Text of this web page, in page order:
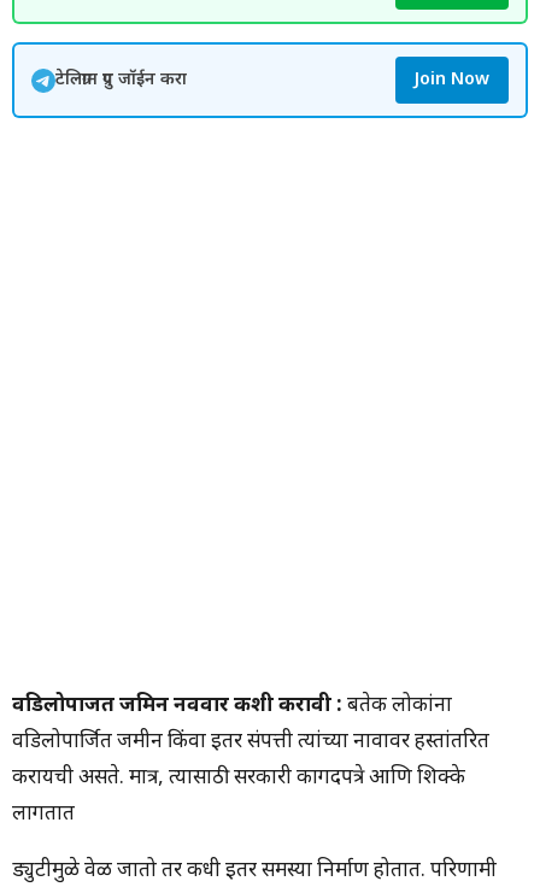
टेलिग्राम ग्रुप जॉईन करा Join Now
वडिलोपार्जित जमिन नववार कशी करावी : बहुतेक लोकांना
वडिलोपार्जित जमीन किंवा इतर संपत्ती त्यांच्या नावावर हस्तांतरित
करायची असते. मात्र, त्यासाठी सरकारी कागदपत्रे आणि शिक्के
लागतात
ड्युटीमुळे वेळ जातो तर कधी इतर समस्या निर्माण होतात. परिणामी